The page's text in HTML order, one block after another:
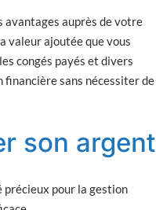
avantages auprès de votre
valeur ajoutée que vous
congés payés et divers
sans nécessiter de
son argent
précieux pour la gestion